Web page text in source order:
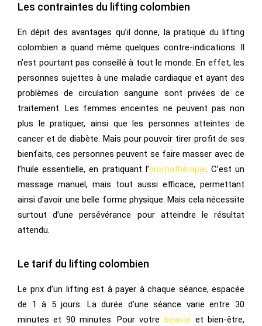
Les contraintes du lifting colombien
En dépit des avantages qu’il donne, la pratique du lifting
colombien a quand même quelques contre-indications. Il
n’est pourtant pas conseillé à tout le monde. En effet, les
personnes sujettes à une maladie cardiaque et ayant des
problèmes de circulation sanguine sont privées de ce
traitement. Les femmes enceintes ne peuvent pas non
plus le pratiquer, ainsi que les personnes atteintes de
cancer et de diabète. Mais pour pouvoir tirer profit de ses
bienfaits, ces personnes peuvent se faire masser avec de
l’huile essentielle, en pratiquant l’aromathérapie. C’est un
massage manuel, mais tout aussi efficace, permettant
ainsi d’avoir une belle forme physique. Mais cela nécessite
surtout d’une persévérance pour atteindre le résultat
attendu.
Le tarif du lifting colombien
Le prix d’un lifting est à payer à chaque séance, espacée
de 1 à 5 jours. La durée d’une séance varie entre 30
minutes et 90 minutes. Pour votre beauté et bien-être,